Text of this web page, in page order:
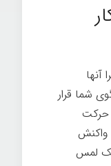
آنها
شما قرار
حرکت
واکنش
لمس